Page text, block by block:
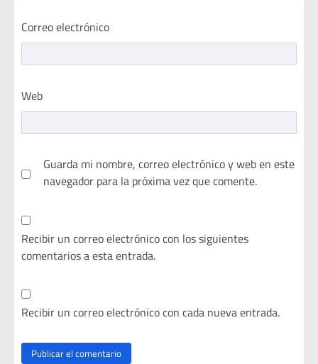
Correo electrónico
Web
Guarda mi nombre, correo electrónico y web en este
navegador para la próxima vez que comente.
Recibir un correo electrónico con los siguientes
comentarios a esta entrada.
Recibir un correo electrónico con cada nueva entrada.